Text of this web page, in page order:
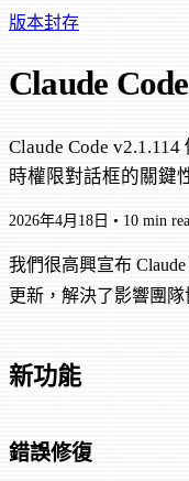
版本封存
Claude
Claude Code
時權限對話框的關鍵
2026年4月18日 • 10 min
我們很高興宣布
更新，解決了影響團
新功能
錯誤修復